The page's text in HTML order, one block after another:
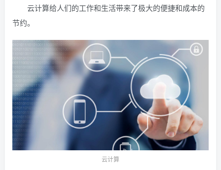
云计算给人们的工作和生活带来了极大的便捷和成本的
节约。
云计算